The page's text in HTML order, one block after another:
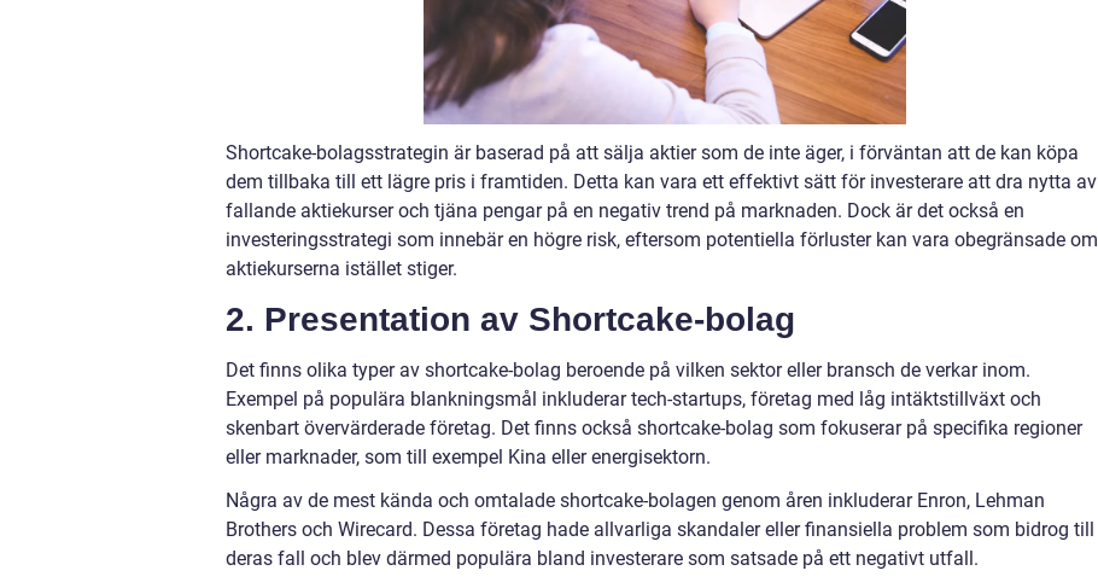
Shortcake-bolagsstrategin är baserad på att sälja aktier som de inte äger, i förväntan att de kan köpa
dem tillbaka till ett lägre pris i framtiden. Detta kan vara ett effektivt sätt för investerare att dra nytta av
fallande aktiekurser och tjäna pengar på en negativ trend på marknaden. Dock är det också en
investeringsstrategi som innebär en högre risk, eftersom potentiella förluster kan vara obegränsade om
aktiekurserna istället stiger.
2. Presentation av Shortcake-bolag
Det finns olika typer av shortcake-bolag beroende på vilken sektor eller bransch de verkar inom.
Exempel på populära blankningsmål inkluderar tech-startups, företag med låg intäktstillväxt och
skenbart övervärderade företag. Det finns också shortcake-bolag som fokuserar på specifika regioner
eller marknader, som till exempel Kina eller energisektorn.
Några av de mest kända och omtalade shortcake-bolagen genom åren inkluderar Enron, Lehman
Brothers och Wirecard. Dessa företag hade allvarliga skandaler eller finansiella problem som bidrog till
deras fall och blev därmed populära bland investerare som satsade på ett negativt utfall.